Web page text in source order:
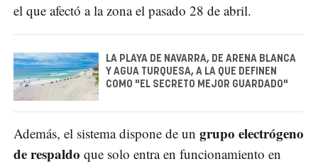
el que afectó a la zona el pasado 28 de abril.
LA PLAYA DE NAVARRA, DE ARENA BLANCA
Y AGUA TURQUESA, A LA QUE DEFINEN
COMO "EL SECRETO MEJOR GUARDADO"
Además, el sistema dispone de un grupo electrógeno
de respaldo que solo entra en funcionamiento en